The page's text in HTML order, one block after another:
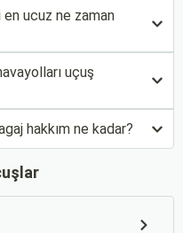
ucuz ne zaman
uçuş
hakkım ne kadar?